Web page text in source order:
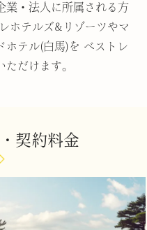
業・法人に所属される方
ホテルズ&リゾーツやマ
ホテル(白馬)を ベストレ
だけます。
契約料金